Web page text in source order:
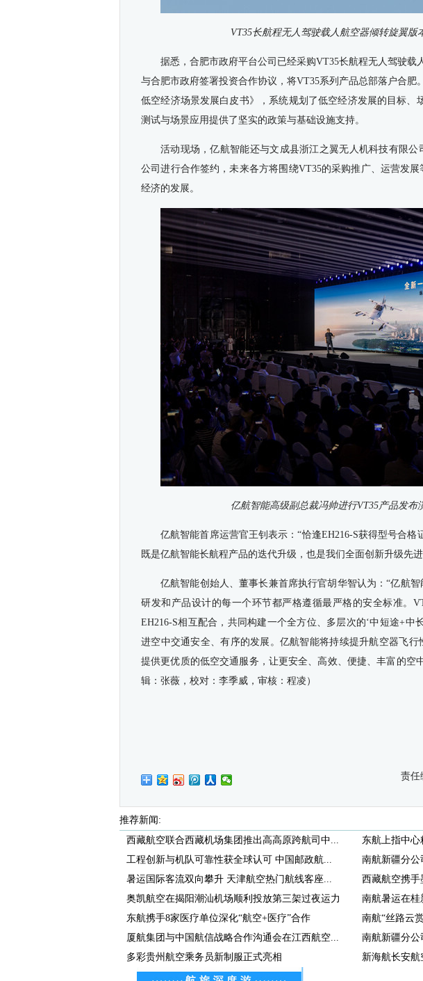
VT35长航程无人驾驶载人航空器倾转旋翼版
据悉，合肥市政府平台公司已经采购VT35长航程无人驾驶载
与合肥市政府签署投资合作协议，将VT35系列产品总部落户合肥
低空经济场景发展白皮书》，系统规划了低空经济发展的目标、
测试与场景应用提供了坚实的政策与基础设施支持。
活动现场，亿航智能还与文成县浙江之翼无人机科技有限
公司进行合作签约，未来各方将围绕VT35的采购推广、运营发
经济的发展。
亿航智能高级副总裁冯帅进行VT35产品发布
亿航智能首席运营官王钊表示：“恰逢EH216-S获得型号合格
既是亿航智能长航程产品的迭代升级，也是我们全面创新升级先
亿航智能创始人、董事长兼首席执行官胡华智认为：“亿航
研发和产品设计的每一个环节都严格遵循最严格的安全标准。
EH216-S相互配合，共同构建一个全方位、多层次的‘中短途+中
进空中交通安全、有序的发展。亿航智能将持续提升航空器飞
提供更优质的低空交通服务，让更安全、高效、便捷、丰富的空
辑：张薇，校对：李季威，审核：程凌）
责任
推荐新闻:
西藏航空联合西藏机场集团推出高高原跨航司中...
工程创新与机队可靠性获全球认可 中国邮政航...
暑运国际客流双向攀升 天津航空热门航线客座...
奥凯航空在揭阳潮汕机场顺利投放第三架过夜运力
东航携手8家医疗单位深化“航空+医疗”合作
厦航集团与中国航信战略合作沟通会在江西航空...
多彩贵州航空乘务员新制服正式亮相
东航上指中
南航新疆分公
西藏航空携手
南航暑运在桂
南航“丝路云
南航新疆分公
新海航长安航